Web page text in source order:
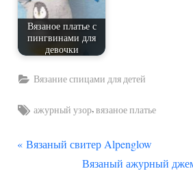
Вязаное платье с
пингвинами для
девочки
Вязание спицами для детей
Tags:
ажурный узор,вязаное платье
Навигация
П
Вязаный свитер Alpenglow
С
Вязаный ажурный